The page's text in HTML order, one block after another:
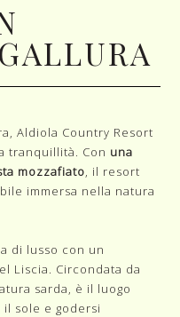
Aldiola Country Resort
tranquillità. Con una
mozzafiato, il resort
immersa nella natura
di lusso con un
Liscia. Circondata da
sarda, è il luogo
sole e godersi